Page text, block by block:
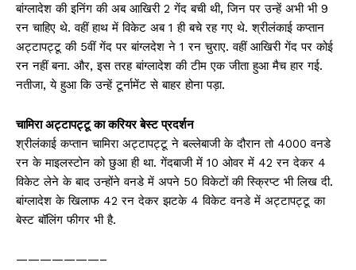
बांग्लादेश की इनिंग की अब आखिरी 2 गेंद बची थी, जिन पर उन्हें अभी भी 9
रन चाहिए थे. वहीं हाथ में विकेट अब 1 ही बचे रह गए थे. श्रीलंकाई कप्तान
अट्टापट्टू की 5वीं गेंद पर बांग्लदेश ने 1 रन चुराए. वहीं आखिरी गेंद पर कोई
रन नहीं बना. और, इस तरह बांग्लादेश की टीम एक जीता हुआ मैच हार गई.
नतीजा, ये हुआ कि उन्हें टूर्नामेंट से बाहर होना पड़ा.
चामिरा अट्टापट्टू का करियर बेस्ट प्रदर्शन
श्रीलंकाई कप्तान चामिरा अट्टापट्टू ने बल्लेबाजी के दौरान तो 4000 वनडे
रन के माइलस्टोन को छुआ ही था. गेंदबाजी में 10 ओवर में 42 रन देकर 4
विकेट लेने के बाद उन्होंने वनडे में अपने 50 विकेटों की स्क्रिप्ट भी लिख दी.
बांग्लादेश के खिलाफ 42 रन देकर झटके 4 विकेट वनडे में अट्टापट्टू का
बेस्ट बॉलिंग फीगर भी है.
———————–